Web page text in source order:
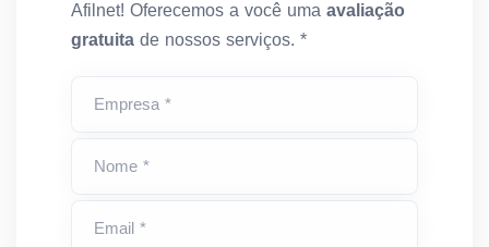
Afilnet! Oferecemos a você uma avaliação
gratuita de nossos serviços. *
Empresa *
Nome *
Email *